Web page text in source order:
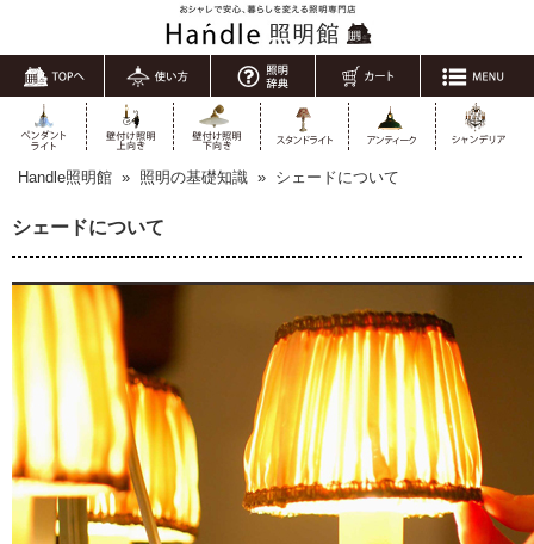
Handle照明館 » 照明の基礎知識 » シェードについて
シェードについて